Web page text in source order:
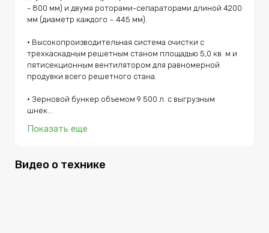
предшественника модели GH800 отличается
дополнительным оснащением: гидромеханической
системой копирования (комбинированной), функцией
комбайна, системой электрорегулировки решет,
функцией регулировки площади сепарации (деки
роторов) и ГСТ повышенной производительности с
транспортной скоростью 30 км/ч. Серия комбайнов GH
выпускается заводом Гомсельмаш с 2022 года и
комбайна КСЗ-3219 (снят с производства).
- 800 мм) и двумя роторами-сепараторами длиной 4200
мм (диаметр каждого – 445 мм).
• Высокопроизводительная система очистки с
трехкаскадным решетным станом площадью 5,0 кв. м и
пятисекционным вентилятором для равномерной
продувки всего решетного стана.
• Зерновой бункер объемом 9 500 л. с выгрузным
шнек...
Показать еще
Видео о технике